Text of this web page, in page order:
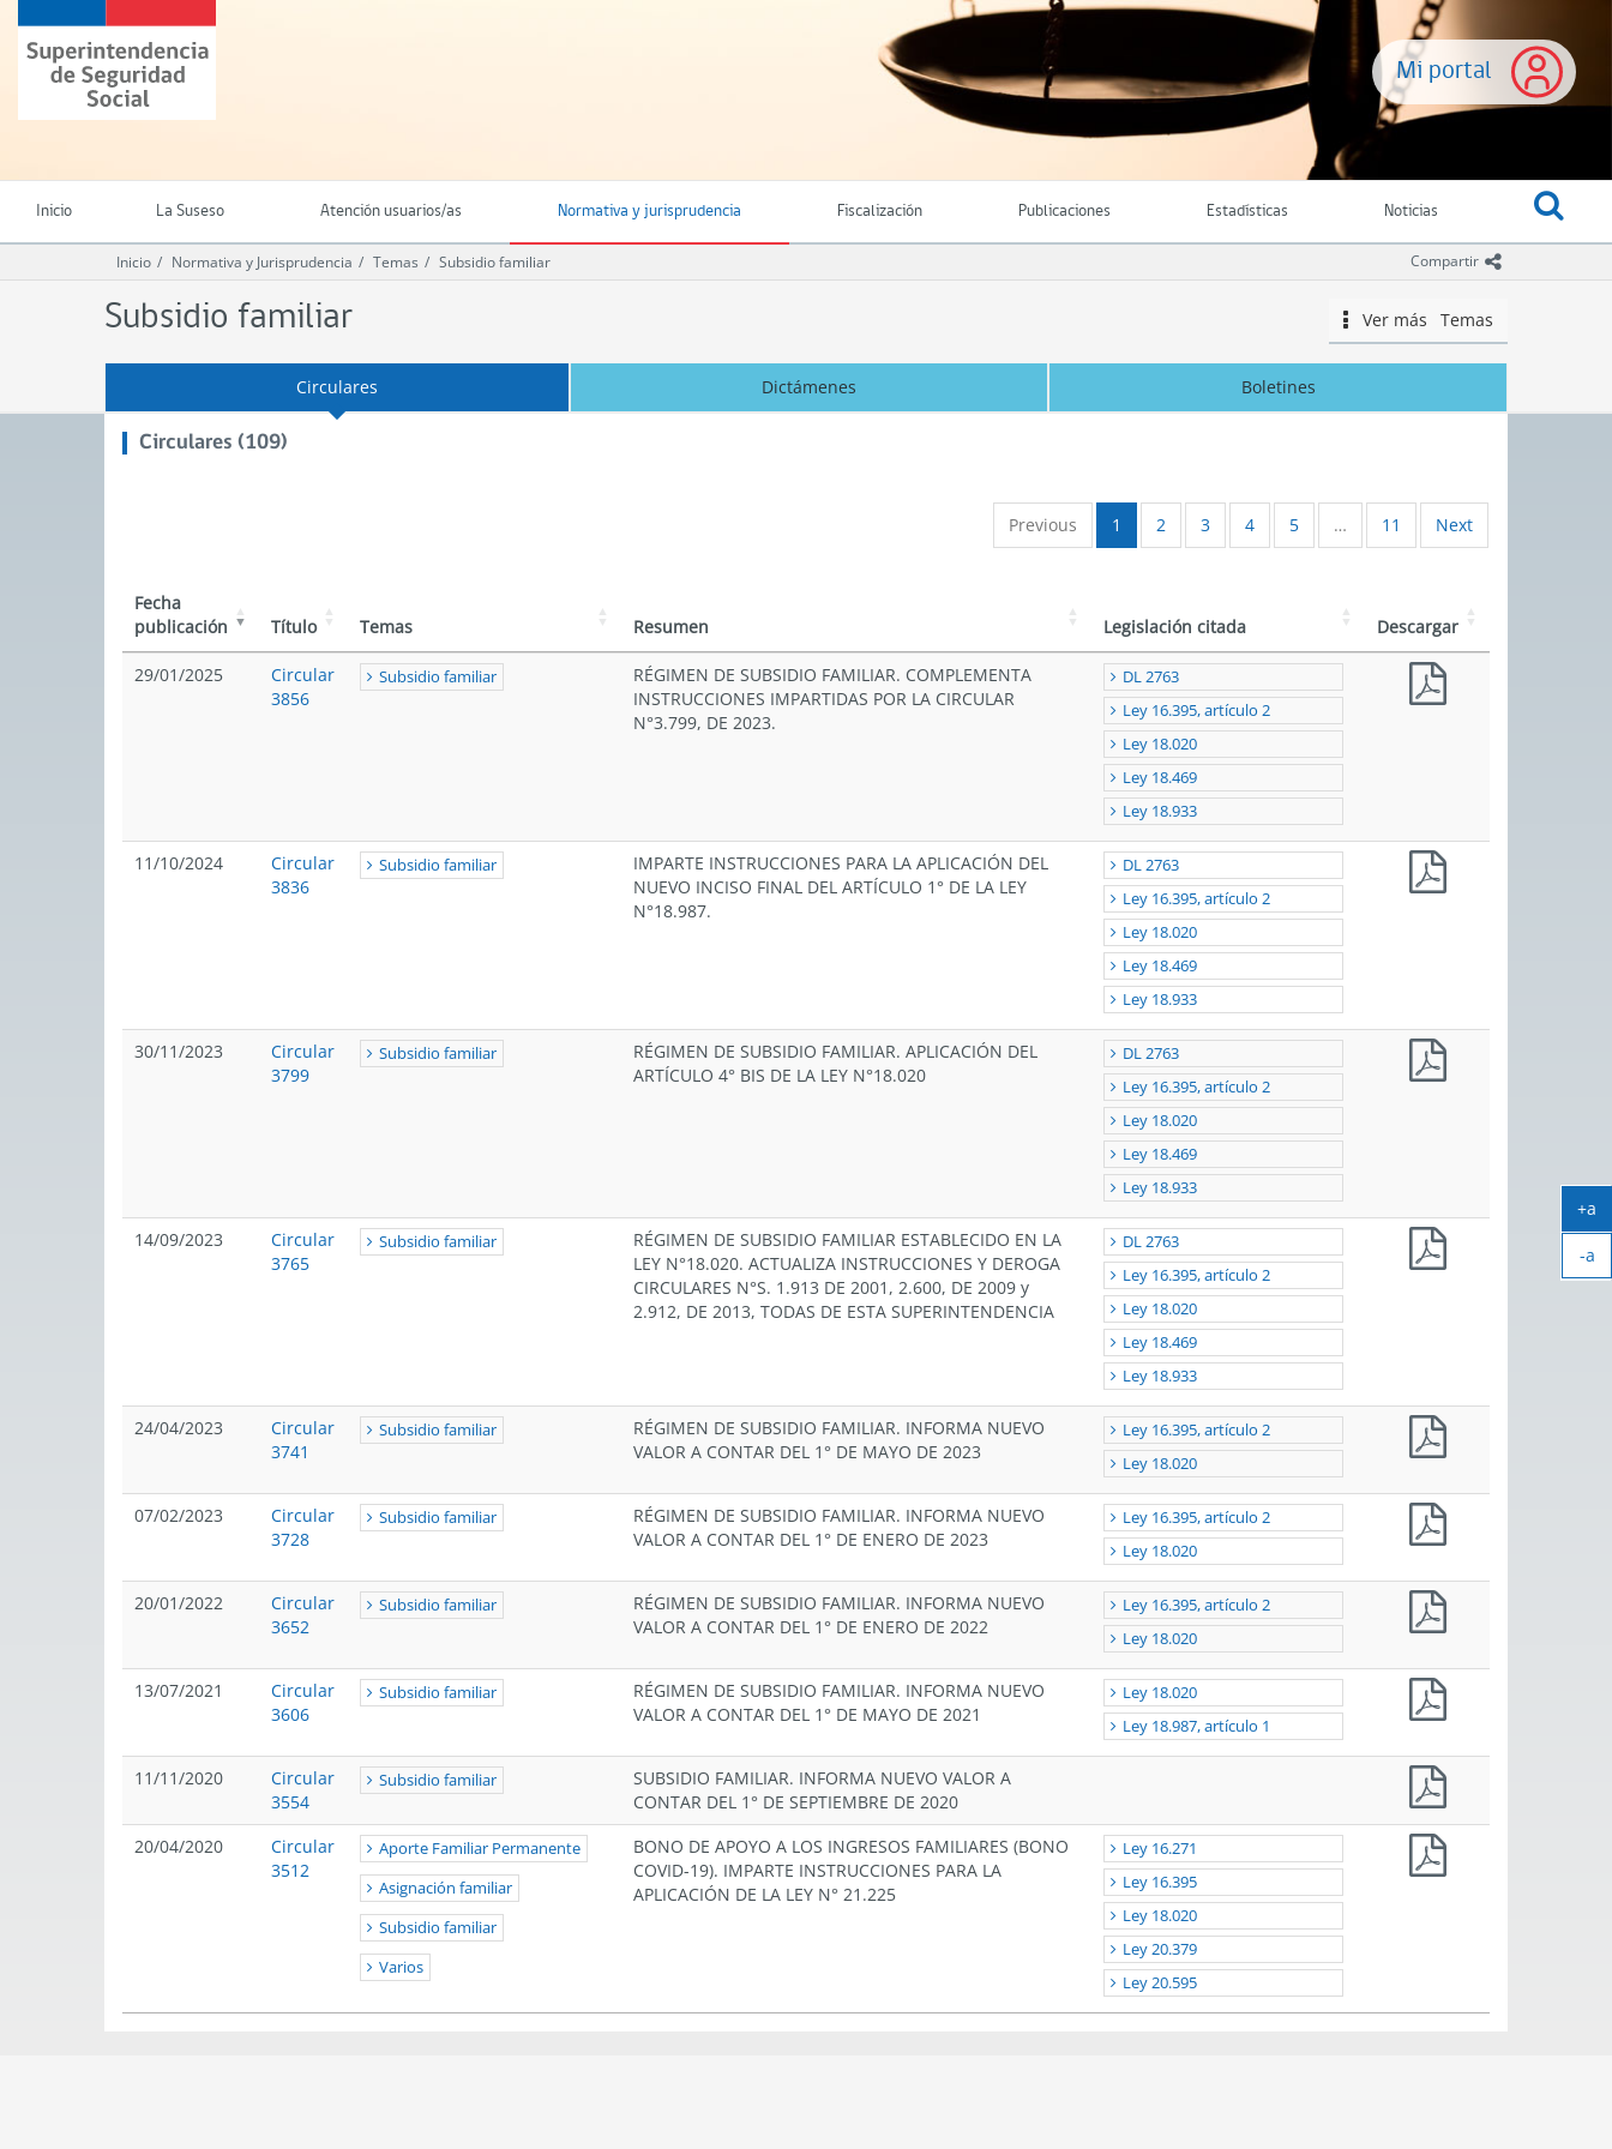
contenido
principal
Mi portal
Superintendencia
de
Seguridad
(SUSESO)
Chile
Inicio La Suseso Atención usuarios/as Normativa y jurisprudencia Fiscalización Publicaciones Estadísticas Noticias
Compartir icono
Inicio Normativa y Jurisprudencia Temas Subsidio familiar
icono
Ver más Temas
Subsidio familiar
Circulares Dictámenes Boletines
Circulares (109)
Previous 1 2 3 4 5 … 11 Next
Fecha
publicación
Título Temas Resumen Legislación citada Descargar
29/01/2025
Circular
3856
Subsidio familiar
RÉGIMEN DE SUBSIDIO FAMILIAR. COMPLEMENTA
INSTRUCCIONES IMPARTIDAS POR LA CIRCULAR
N°3.799, DE 2023.
DL 2763
Ley 16.395, artículo 2
Ley 18.020
Ley 18.469
Ley 18.933
11/10/2024
Circular
3836
Subsidio familiar
IMPARTE INSTRUCCIONES PARA LA APLICACIÓN DEL
NUEVO INCISO FINAL DEL ARTÍCULO 1° DE LA LEY
N°18.987.
DL 2763
Ley 16.395, artículo 2
Ley 18.020
Ley 18.469
Ley 18.933
30/11/2023
Circular
3799
Subsidio familiar
RÉGIMEN DE SUBSIDIO FAMILIAR. APLICACIÓN DEL
ARTÍCULO 4° BIS DE LA LEY N°18.020
DL 2763
Ley 16.395, artículo 2
Ley 18.020
Ley 18.469
Ley 18.933
14/09/2023
Circular
3765
Subsidio familiar
RÉGIMEN DE SUBSIDIO FAMILIAR ESTABLECIDO EN LA
LEY N°18.020. ACTUALIZA INSTRUCCIONES Y DEROGA
CIRCULARES N°S. 1.913 DE 2001, 2.600, DE 2009 y
2.912, DE 2013, TODAS DE ESTA SUPERINTENDENCIA
DL 2763
Ley 16.395, artículo 2
Ley 18.020
Ley 18.469
Ley 18.933
24/04/2023
Circular
3741
Subsidio familiar
RÉGIMEN DE SUBSIDIO FAMILIAR. INFORMA NUEVO
VALOR A CONTAR DEL 1° DE MAYO DE 2023
Ley 16.395, artículo 2
Ley 18.020
07/02/2023
Circular
3728
Subsidio familiar
RÉGIMEN DE SUBSIDIO FAMILIAR. INFORMA NUEVO
VALOR A CONTAR DEL 1° DE ENERO DE 2023
Ley 16.395, artículo 2
Ley 18.020
20/01/2022
Circular
3652
Subsidio familiar
RÉGIMEN DE SUBSIDIO FAMILIAR. INFORMA NUEVO
VALOR A CONTAR DEL 1° DE ENERO DE 2022
Ley 16.395, artículo 2
Ley 18.020
13/07/2021
Circular
3606
Subsidio familiar
RÉGIMEN DE SUBSIDIO FAMILIAR. INFORMA NUEVO
VALOR A CONTAR DEL 1° DE MAYO DE 2021
Ley 18.020
Ley 18.987, artículo 1
11/11/2020
Circular
3554
Subsidio familiar
SUBSIDIO FAMILIAR. INFORMA NUEVO VALOR A
CONTAR DEL 1° DE SEPTIEMBRE DE 2020
20/04/2020
Circular
3512
Aporte Familiar Permanente
Asignación familiar
Subsidio familiar
Varios
BONO DE APOYO A LOS INGRESOS FAMILIARES (BONO
COVID-19). IMPARTE INSTRUCCIONES PARA LA
APLICACIÓN DE LA LEY N° 21.225
Ley 16.271
Ley 16.395
Ley 18.020
Ley 20.379
Ley 20.595
+a
-a